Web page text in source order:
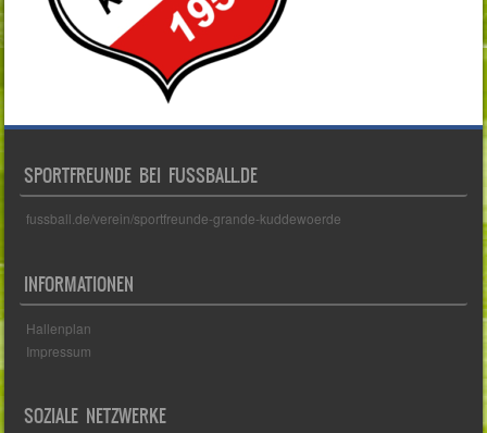
SPORTFREUNDE BEI FUSSBALL.DE
fussball.de/verein/sportfreunde-grande-kuddewoerde
INFORMATIONEN
Hallenplan
Impressum
SOZIALE NETZWERKE